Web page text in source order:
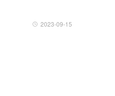
2023-09-15